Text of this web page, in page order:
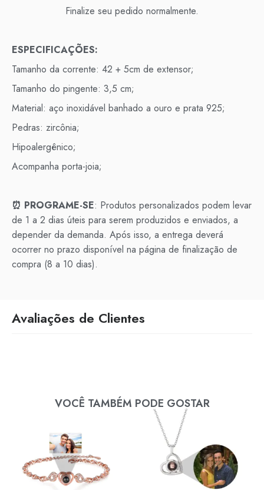
Finalize seu pedido normalmente.
ESPECIFICAÇÕES:
Tamanho da corrente: 42 + 5cm de extensor;
Tamanho do pingente: 3,5 cm;
Material: aço inoxidável banhado a ouro e prata 925;
Pedras: zircônia;
Hipoalergênico;
Acompanha porta-joia;
⏰ PROGRAME-SE: Produtos personalizados podem levar
de 1 a 2 dias úteis para serem produzidos e enviados, a
depender da demanda. Após isso, a entrega deverá
ocorrer no prazo disponível na página de finalização de
compra (8 a 10 dias).
Avaliações de Clientes
VOCÊ TAMBÉM PODE GOSTAR